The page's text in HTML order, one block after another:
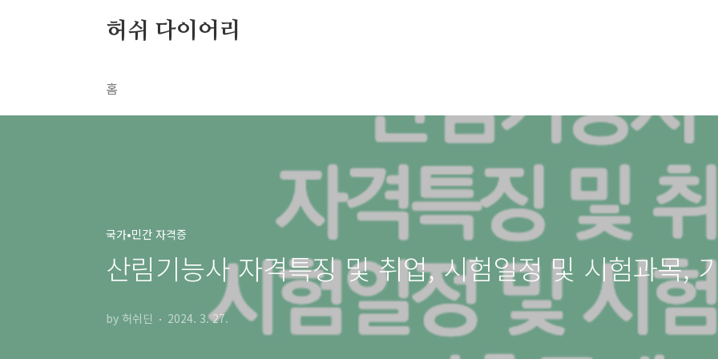
허쉬 다이어리
홈
국가•민간 자격증
산림기능사 자격특징 및 취업, 시험일정 및 시험과목,
by 허쉬딘 2024. 3. 27.